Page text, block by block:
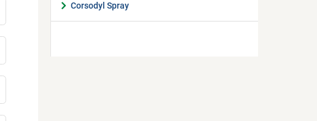
Corsodyl Spray